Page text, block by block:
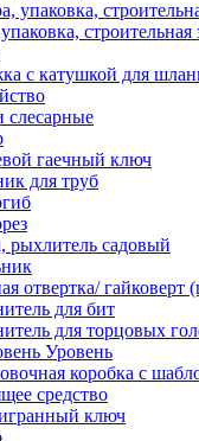
с катушкой для
слесарные
гаечный ключ
для труб
рыхлитель садовый
отвертка/ гайковерт
для бит
для торцовых
Уровень
коробка с
средство
ключ